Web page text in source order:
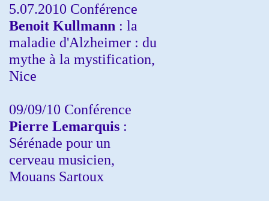
5.07.2010 Conférence
Benoit Kullmann : la
maladie d'Alzheimer : du
mythe à la mystification,
Nice
09/09/10 Conférence
Pierre Lemarquis :
Sérénade pour un
cerveau musicien,
Mouans Sartoux